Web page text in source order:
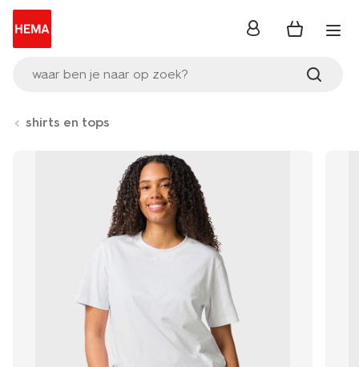
waar ben je naar op zoek?
inloggen
shirts en tops